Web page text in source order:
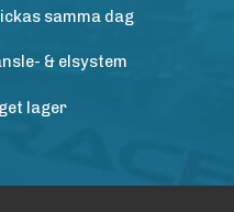
samma dag
& elsystem
lager